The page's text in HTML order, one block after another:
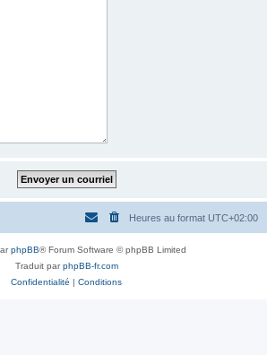
Heures au format UTC+02:00
phpBB® Forum Software © phpBB Limited
Traduit parphpBB-fr.com
Confidentialité | Conditions